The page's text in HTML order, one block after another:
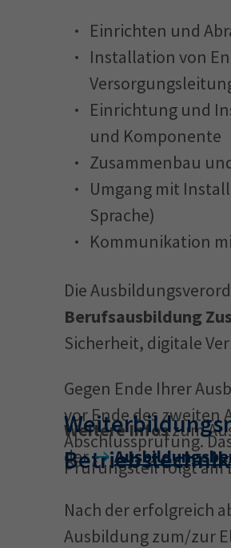
Einrichten und
Installation von
Einrichtung und
und Komponente
Zusammenbau
Umgang mit
Sprache)
Kommunikation
Die
Berufsausbildung
Sicherheit, digitale
Gegen Ende Ihrer
vor Ende des zweiten
Abschlussprüfung.
Prüfungsteil folgt am
Weitere Infoszum
der
Betriebstechnik
Nach der erfolgreich
Ausbildung zum/zur